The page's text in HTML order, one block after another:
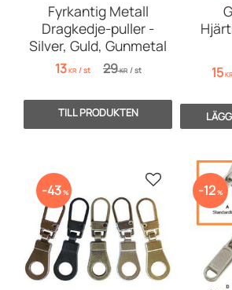
Fyrkantig Metall
Dragkedje-puller -
Silver, Guld, Gunmetal
13KR /st 29KR /st 15KR
43% Lägg till i 12%